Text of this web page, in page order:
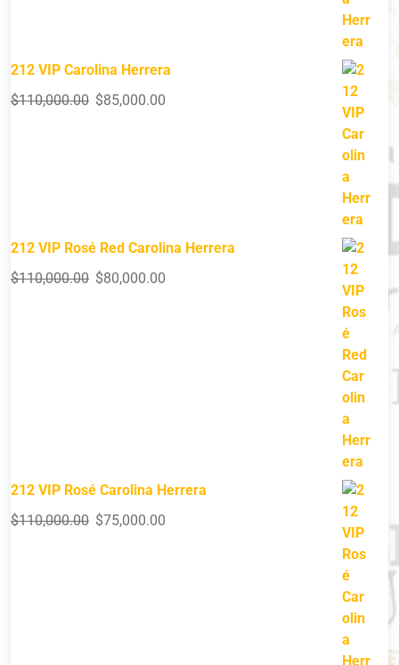
212 VIP Carolina Herrera
$110,000.00 $85,000.00
212 VIP Rosé Red Carolina Herrera
$110,000.00 $80,000.00
212 VIP Rosé Carolina Herrera
$110,000.00 $75,000.00